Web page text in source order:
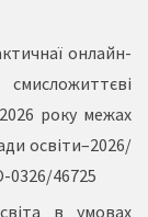
онлайн-
року межах
освіти–2026/
0326/46725
в умовах